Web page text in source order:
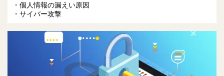
個人情報の漏えい原因
サイバー攻撃